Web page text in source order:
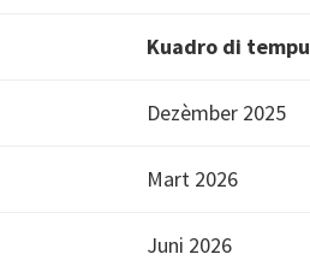
Kuadro di tempu
Dezèmber 2025
Mart 2026
Juni 2026